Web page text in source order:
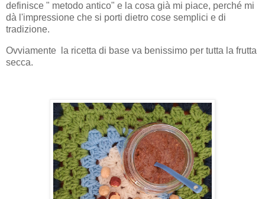
definisce " metodo antico" e la cosa già mi piace, perché mi
dà l'impressione che si porti dietro cose semplici e di
tradizione.
Ovviamente la ricetta di base va benissimo per tutta la frutta
secca.